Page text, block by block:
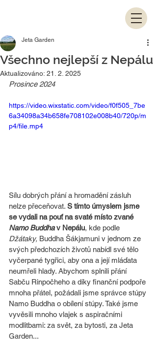
Všechno nejlepší z Nepálu
Jeta Garden
Aktualizováno: 21. 2. 2025
Prosince 2024
https://video.wixstatic.com/video/f0f505_7be
6a34098a34b658fe708102e008b40/720p/m
p4/file.mp4
Sílu dobrých přání a hromadění zásluh
nelze přeceňovat. S tímto úmyslem jsme
se vydali na pouť na svaté místo zvané
Namo Buddha v Nepálu, kde podle
Džátaky, Buddha Šákjamuni v jednom ze
svých předchozích životů nabídl své tělo
vyčerpané tygřici, aby ona a její mláďata
neumřeli hlady. Abychom splnili přání
Sabču Rinpočheho a díky finanční podpoře
mnoha přátel, požádali jsme správce stúpy
Namo Buddha o obílení stúpy. Také jsme
vyvěsili mnoho vlajek s aspiračními
modlitbami: za svět, za bytosti, za Jeta
Garden...